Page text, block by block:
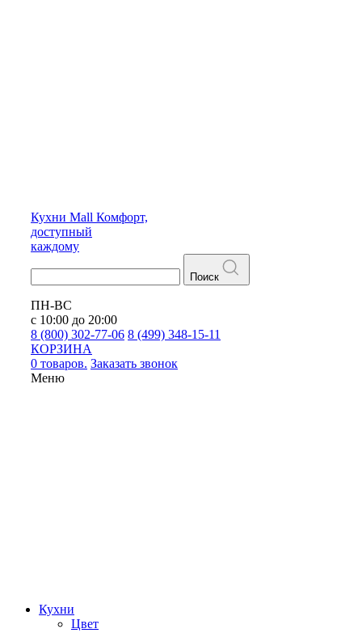
Кухни Mall Комфорт,
доступный
каждому
Поиск
ПН-ВС
с 10:00 до 20:00
8 (800) 302-77-06 8 (499) 348-15-11
КОРЗИНА
0 товаров. Заказать звонок
Меню
Кухни
Цвет